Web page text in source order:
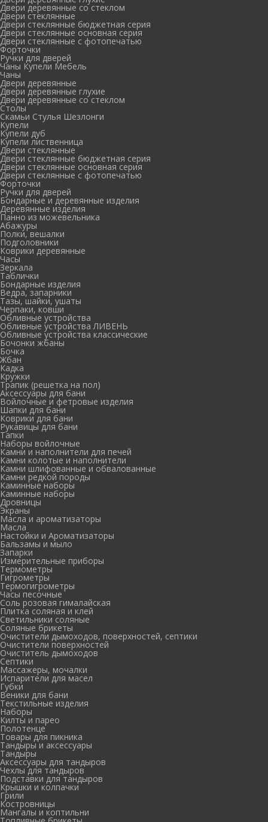
Двери деревянные со стеклом
Двери стеклянные
Двери стеклянные бюджетная серия
Двери стеклянные основная серия
Двери стеклянные с фотопечатью
Форточки
Ручки для дверей
Чаны Купели Мебель
Чаны
Двери деревянные
Двери деревянные глухие
Двери деревянные со стеклом
Столы
Скамьи Стулья Шезлонги
Купели
Купели дуб
Купели лиственница
Двери стеклянные
Двери стеклянные бюджетная серия
Двери стеклянные основная серия
Двери стеклянные с фотопечатью
Форточки
Ручки для дверей
Бондарные и деревянные изделия
Деревянные изделия
Панно из можевельника
Абажуры
Полки, вешалки
Подголовники
Коврики деревянные
Часы
Зеркала
Таблички
Бондарные изделия
Ведра, запарники
Тазы, шайки, ушаты
Черпаки, ковши
Обливные устройства
Обливные устройства ЛИВЕНЬ
Обливные устройства классические
Бочонки жбаны
Бочка
Жбан
Кадка
Кружки
Трапик (решетка на пол)
Аксессуары для бани
Войлочные и фетровые изделия
Шапки для бани
Коврики для бани
Рукавицы для бани
Тапки
Наборы войлочные
Камни и наполнители для печей
Камни колотые и наполнители
Камни шлифованные и обвалованные
Камни редкой породы
Каминные наборы
Каминные наборы
Дровницы
Экраны
Масла и ароматизаторы
Масла
Настойки и Ароматизаторы
Бальзамы и мыло
Запарки
Измерительные приборы
Термометры
Гигрометры
Термогигрометры
Часы песочные
Соль розовая гималайская
Плитка соляная и клей
Светильники соляные
Соляные брикеты
Очистители дымоходов, поверхностей, септики
Очистители поверхностей
Очиститель дымоходов
Септики
Массажеры, мочалки
Испарители для масел
Губки
Веники для бани
Текстильные изделия
Наборы
Килты и парео
Полотенце
Товары для пикника
Тандыры и аксессуары
Тандыры
Аксессуары для тандыров
Чехлы для тандыров
Подставки для тандыров
Крышки и колпачки
Грили
Костровницы
Мангалы и коптильни